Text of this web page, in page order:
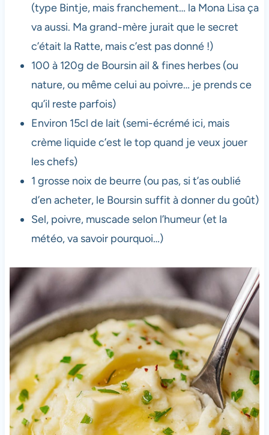
(type Bintje, mais franchement… la Mona Lisa ça
va aussi. Ma grand-mère jurait que le secret
c’était la Ratte, mais c’est pas donné !)
100 à 120g de Boursin ail & fines herbes (ou
nature, ou même celui au poivre… je prends ce
qu’il reste parfois)
Environ 15cl de lait (semi-écrémé ici, mais
crème liquide c’est le top quand je veux jouer
les chefs)
1 grosse noix de beurre (ou pas, si t’as oublié
d’en acheter, le Boursin suffit à donner du goût)
Sel, poivre, muscade selon l’humeur (et la
météo, va savoir pourquoi…)